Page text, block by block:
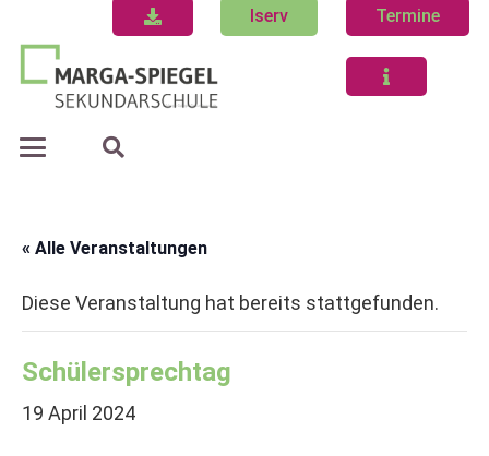
Iserv Termine
« Alle Veranstaltungen
Diese Veranstaltung hat bereits stattgefunden.
Schülersprechtag
19 April 2024